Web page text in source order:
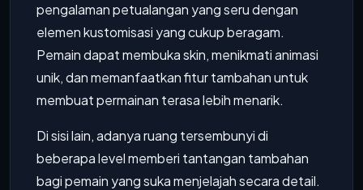
pengalaman petualangan yang seru dengan
elemen kustomisasi yang cukup beragam.
Pemain dapat membuka skin, menikmati animasi
unik, dan memanfaatkan fitur tambahan untuk
membuat permainan terasa lebih menarik.
Di sisi lain, adanya ruang tersembunyi di
beberapa level memberi tantangan tambahan
bagi pemain yang suka menjelajah secara detail.